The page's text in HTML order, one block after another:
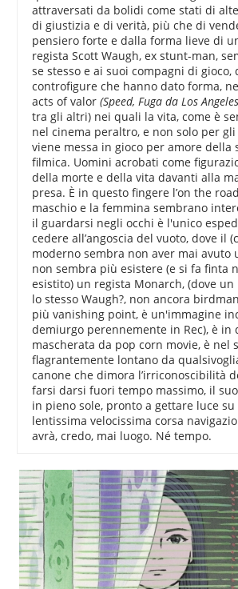
attraversati da bolidi come stati di
di giustizia e di verità, più che di
pensiero forte e dalla forma lieve di
regista Scott Waugh, ex stunt-man,
se stesso e ai suoi compagni di gioco,
controfigure che hanno dato forma,
acts of valor(Speed, Fuga da Los
tra gli altri) nei quali la vita, come è
nel cinema peraltro, e non solo per
viene messa in gioco per amore della
filmica. Uomini acrobati come
della morte e della vita davanti alla
presa. È in questo fingere l’on the
maschio e la femmina sembrano
il guardarsi negli occhi è l'unico
cedere all’angoscia del vuoto, dove il
moderno sembra non aver mai avuto
non sembra più esistere (e si fa finta
esistito) un regista Monarch, (dove un
lo stesso Waugh?, non ancora
più vanishing point, è un'immagine
demiurgo perennemente in Rec), è in
mascherata da pop corn movie, è nel
flagrantemente lontano da
canone che dimora l’irriconoscibilità
farsi darsi fuori tempo massimo, il
in pieno sole, pronto a gettare luce su
lentissima velocissima corsa
avrà, credo, mai luogo. Né tempo.